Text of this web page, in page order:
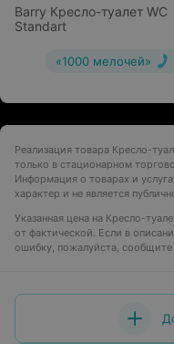
Barry Кресло-туалет WC
Standart
«1000 мелочей»
Реализация товара Кресло-
только в стационарном
Информация о товарах и
характер и не является
Указанная цена на Кресло-
от фактической. Если в
ошибку, пожалуйста, сообщите